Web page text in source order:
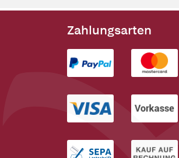
Zahlungsarten